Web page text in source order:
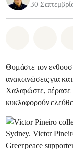
30
Θυμάστε τον
ανακοινώσεις για
Χαλαρώστε, πέρασε
κυκλοφορούν